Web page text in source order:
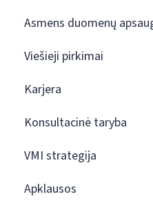
Asmens duomenų
Viešieji pirkimai
Karjera
Konsultacinė taryba
VMI strategija
Apklausos